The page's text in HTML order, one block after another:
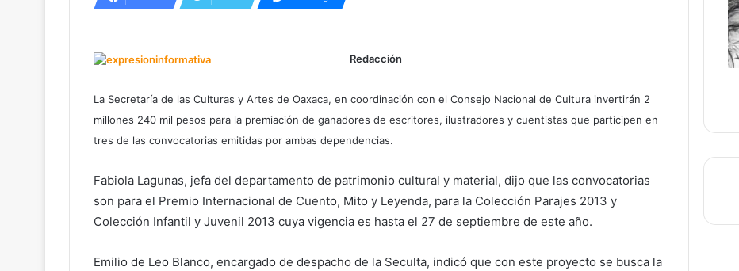
Redacción
La Secretaría de las Culturas y Artes de Oaxaca, en coordinación con el Consejo Nacional de Cultura invertirán 2
millones 240 mil pesos para la premiación de ganadores de escritores, ilustradores y cuentistas que participen en
tres de las convocatorias emitidas por ambas dependencias.
Fabiola Lagunas, jefa del departamento de patrimonio cultural y material, dijo que las convocatorias
son para el Premio Internacional de Cuento, Mito y Leyenda, para la Colección Parajes 2013 y
Colección Infantil y Juvenil 2013 cuya vigencia es hasta el 27 de septiembre de este año.
Emilio de Leo Blanco, encargado de despacho de la Seculta, indicó que con este proyecto se busca la